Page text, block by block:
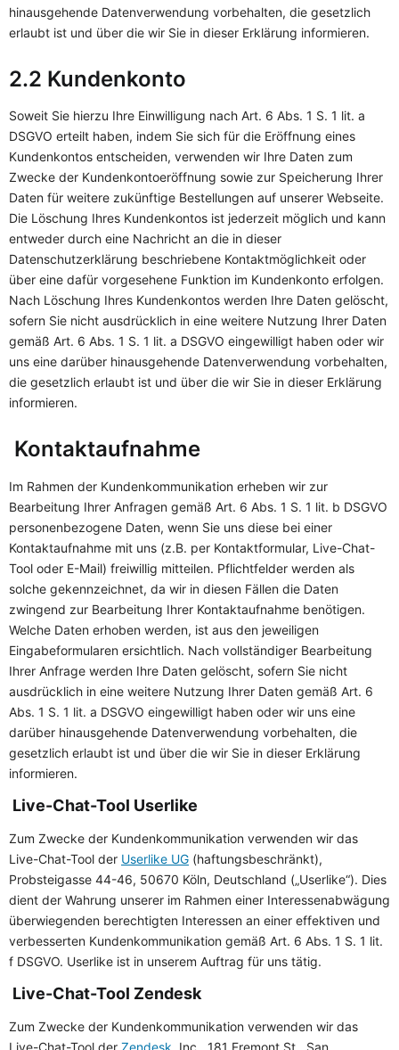
hinausgehende Datenverwendung vorbehalten, die gesetzlich
erlaubt ist und über die wir Sie in dieser Erklärung informieren.
2.2 Kundenkonto
Soweit Sie hierzu Ihre Einwilligung nach Art. 6 Abs. 1 S. 1 lit. a
DSGVO erteilt haben, indem Sie sich für die Eröffnung eines
Kundenkontos entscheiden, verwenden wir Ihre Daten zum
Zwecke der Kundenkontoeröffnung sowie zur Speicherung Ihrer
Daten für weitere zukünftige Bestellungen auf unserer Webseite.
Die Löschung Ihres Kundenkontos ist jederzeit möglich und kann
entweder durch eine Nachricht an die in dieser
Datenschutzerklärung beschriebene Kontaktmöglichkeit oder
über eine dafür vorgesehene Funktion im Kundenkonto erfolgen.
Nach Löschung Ihres Kundenkontos werden Ihre Daten gelöscht,
sofern Sie nicht ausdrücklich in eine weitere Nutzung Ihrer Daten
gemäß Art. 6 Abs. 1 S. 1 lit. a DSGVO eingewilligt haben oder wir
uns eine darüber hinausgehende Datenverwendung vorbehalten,
die gesetzlich erlaubt ist und über die wir Sie in dieser Erklärung
informieren.
Kontaktaufnahme
Im Rahmen der Kundenkommunikation erheben wir zur
Bearbeitung Ihrer Anfragen gemäß Art. 6 Abs. 1 S. 1 lit. b DSGVO
personenbezogene Daten, wenn Sie uns diese bei einer
Kontaktaufnahme mit uns (z.B. per Kontaktformular, Live-Chat-
Tool oder E-Mail) freiwillig mitteilen. Pflichtfelder werden als
solche gekennzeichnet, da wir in diesen Fällen die Daten
zwingend zur Bearbeitung Ihrer Kontaktaufnahme benötigen.
Welche Daten erhoben werden, ist aus den jeweiligen
Eingabeformularen ersichtlich. Nach vollständiger Bearbeitung
Ihrer Anfrage werden Ihre Daten gelöscht, sofern Sie nicht
ausdrücklich in eine weitere Nutzung Ihrer Daten gemäß Art. 6
Abs. 1 S. 1 lit. a DSGVO eingewilligt haben oder wir uns eine
darüber hinausgehende Datenverwendung vorbehalten, die
gesetzlich erlaubt ist und über die wir Sie in dieser Erklärung
informieren.
Live-Chat-Tool Userlike
Zum Zwecke der Kundenkommunikation verwenden wir das
Live-Chat-Tool der Userlike UG (haftungsbeschränkt),
Probsteigasse 44-46, 50670 Köln, Deutschland („Userlike“). Dies
dient der Wahrung unserer im Rahmen einer Interessenabwägung
überwiegenden berechtigten Interessen an einer effektiven und
verbesserten Kundenkommunikation gemäß Art. 6 Abs. 1 S. 1 lit.
f DSGVO. Userlike ist in unserem Auftrag für uns tätig.
Live-Chat-Tool Zendesk
Zum Zwecke der Kundenkommunikation verwenden wir das
Live-Chat-Tool der Zendesk , Inc., 181 Fremont St., San